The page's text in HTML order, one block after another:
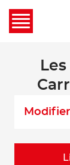
Modifier